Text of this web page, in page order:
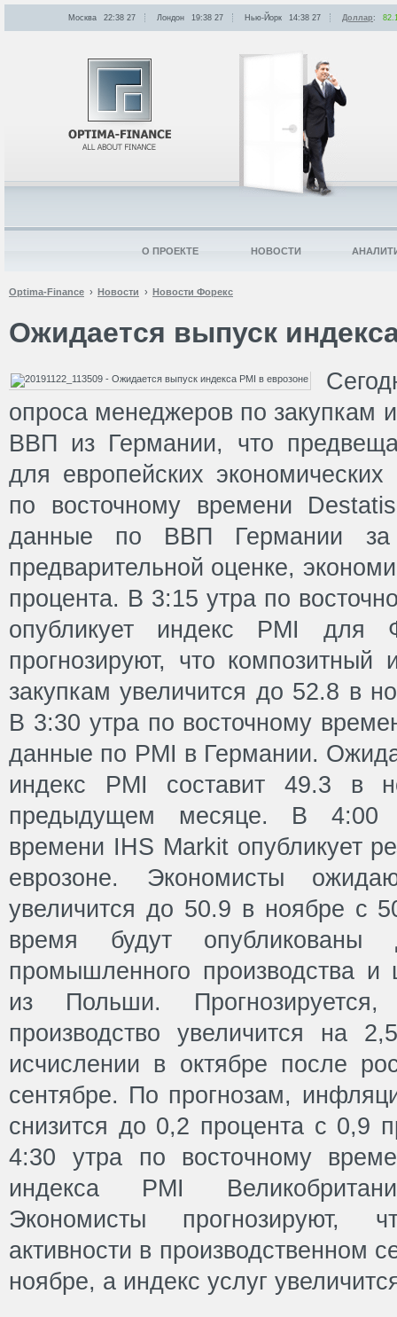
Optima-Finance Новости Новости Форекс
Ожидается выпуск
опроса менеджеров по закупкам
ВВП из Германии, что
для европейских
по восточному времени
данные по ВВП Германии за
предварительной оценке,
процента. В 3:15 утра по
опубликует индекс PMI для
прогнозируют, что
закупкам увеличится до 52.8 в
В 3:30 утра по восточному
данные по PMI в Германии.
индекс PMI составит 49.3 в
предыдущем месяце. В 4:00
времени IHS Markit опубликует
еврозоне. Экономисты
увеличится до 50.9 в ноябре с
время будут
промышленного производства и
из Польши.
производство увеличится на
исчислении в октябре после
сентябре. По прогнозам,
снизится до 0,2 процента с 0,9
4:30 утра по восточному
индекса PMI
Экономисты прогнозируют,
активности в производственном
ноябре, а индекс услуг
Москва 22:38 27 Лондон 19:38 27 Нью-Йорк 14:38 27 Доллар:
О ПРОЕКТЕ НОВОСТИ